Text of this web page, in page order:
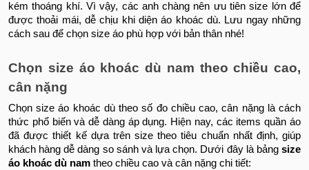
kém thoáng khí. Vì vậy, các anh chàng nên ưu tiên size lớn để
được thoải mái, dễ chịu khi diện áo khoác dù. Lưu ngay những
cách sau để chọn size áo phù hợp với bản thân nhé!
Chọn size áo khoác dù nam theo chiều cao,
cân nặng
Chọn size áo khoác dù theo số đo chiều cao, cân nặng là cách
thức phổ biến và dễ dàng áp dụng. Hiện nay, các items quần áo
đã được thiết kế dựa trên size theo tiêu chuẩn nhất định, giúp
khách hàng dễ dàng so sánh và lựa chọn. Dưới đây là bảngsize
áo khoác dù nam theo chiều cao và cân nặng chi tiết: